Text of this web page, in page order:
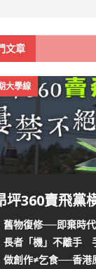
文章
大學線
坪360賣飛
舊物復修──即棄時
長者「機」不離手
做創作≠乞食──香港